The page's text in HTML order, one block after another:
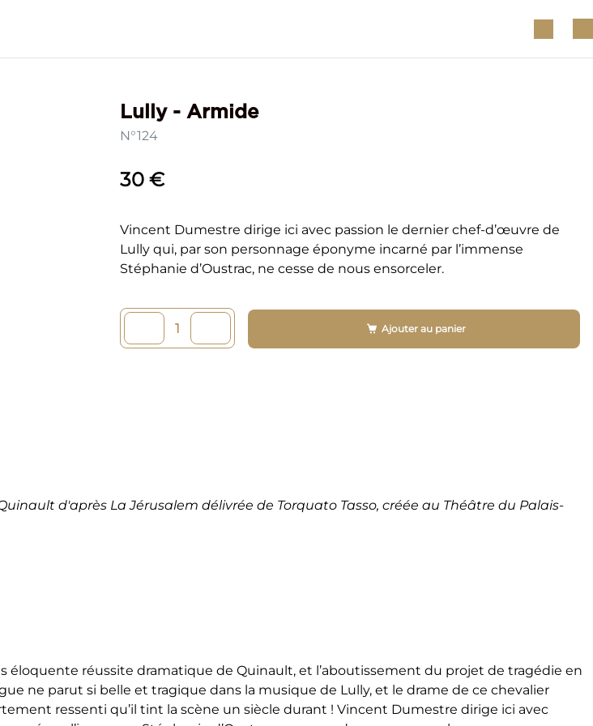
Lully - Armide
N°124
30 €
Vincent Dumestre dirige ici avec passion le dernier chef-d’œuvre de
Lully qui, par son personnage éponyme incarné par l’immense
Stéphanie d’Oustrac, ne cesse de nous ensorceler.
Ajouter au panier
d'après La Jérusalem délivrée de Torquato Tasso, créée au Théâtre du Palais-
éloquente réussite dramatique de Quinault, et l’aboutissement du projet de tragédie en
ne parut si belle et tragique dans la musique de Lully, et le drame de ce chevalier
ressenti qu’il tint la scène un siècle durant ! Vincent Dumestre dirige ici avec